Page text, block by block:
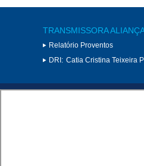
TRANSMISSORA
Relatório Proventos
DRI: Catia Cristina Teixeira